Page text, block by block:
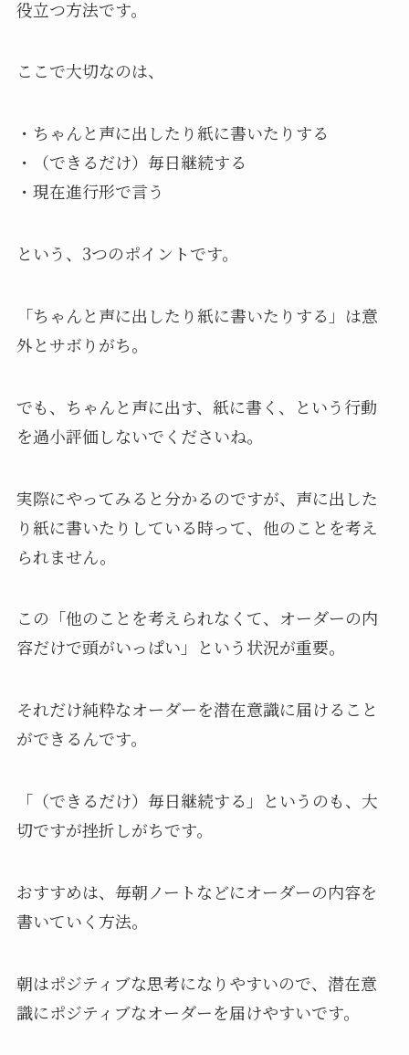
役立つ方法です。
ここで大切なのは、
・ちゃんと声に出したり紙に書いたりする
・（できるだけ）毎日継続する
・現在進行形で言う
という、3つのポイントです。
「ちゃんと声に出したり紙に書いたりする」は意
外とサボりがち。
でも、ちゃんと声に出す、紙に書く、という行動
を過小評価しないでくださいね。
実際にやってみると分かるのですが、声に出した
り紙に書いたりしている時って、他のことを考え
られません。
この「他のことを考えられなくて、オーダーの内
容だけで頭がいっぱい」という状況が重要。
それだけ純粋なオーダーを潜在意識に届けること
ができるんです。
「（できるだけ）毎日継続する」というのも、大
切ですが挫折しがちです。
おすすめは、毎朝ノートなどにオーダーの内容を
書いていく方法。
朝はポジティブな思考になりやすいので、潜在意
識にポジティブなオーダーを届けやすいです。